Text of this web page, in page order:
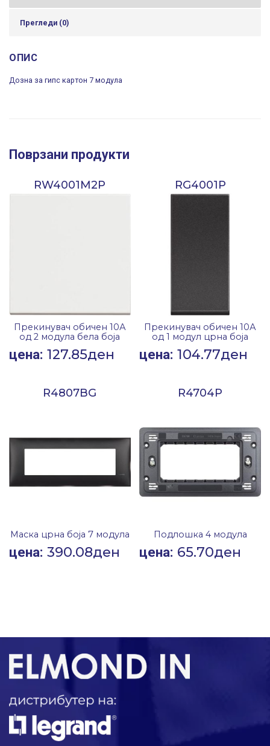
Прегледи (0)
ОПИС
Дозна за гипс картон 7 модула
Поврзани продукти
RW4001M2P
Прекинувач обичен 10А
од 2 модула бела боја
цена: 127.85ден
RG4001P
Прекинувач обичен 10А
од 1 модул црна боја
цена:104.77ден
R4807BG
Маска црна боја 7 модула
цена: 390.08ден
R4704P
Подлошка 4 модула
цена: 65.70ден